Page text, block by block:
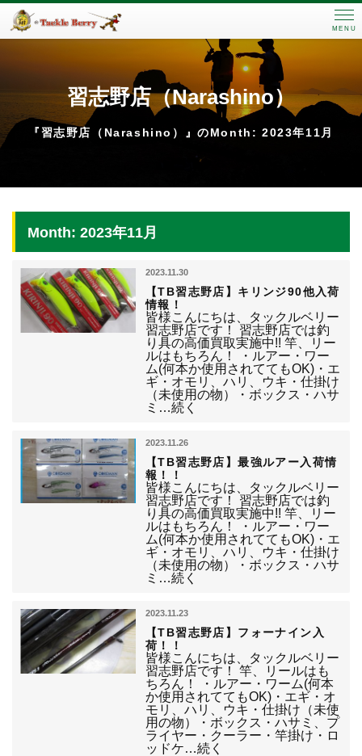
MENU
習志野店（Narashino）
『習志野店（Narashino）』のMonth: 2023年11月
Month: 2023年11月
2023.11.30
【TB習志野店】キリンジ90他入荷
情報！
皆様こんにちは、タックルベリー
習志野店です！ 習志野店では釣
り具の高価買取実施中!! 竿、リー
ルはもちろん！ ・ルアー・ワー
ム(何本か使用されててもOK)・エ
ギ・オモリ、ハリ、ウキ・仕掛け
（未使用の物）・ボックス・ハサ
ミ…続く
2023.11.26
【TB習志野店】最強ルアー入荷情
報！！
皆様こんにちは、タックルベリー
習志野店です！ 習志野店では釣
り具の高価買取実施中!! 竿、リー
ルはもちろん！ ・ルアー・ワー
ム(何本か使用されててもOK)・エ
ギ・オモリ、ハリ、ウキ・仕掛け
（未使用の物）・ボックス・ハサ
ミ…続く
2023.11.23
【TB習志野店】フォーナイン入
荷！！
皆様こんにちは、タックルベリー
習志野店です！ 竿、リールはも
ちろん！ ・ルアー・ワーム(何本
か使用されててもOK)・エギ・オ
モリ、ハリ、ウキ・仕掛け（未使
用の物）・ボックス・ハサミ、プ
ライヤー・クーラー・竿掛け・ロ
ッドケ…続く